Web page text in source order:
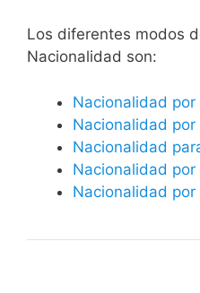
​​​Los diferentes modos
Nacionalidad son:
Nacionalidad por
Nacionalidad
Nacionalidad
Nacionalidad
Nacionalidad por